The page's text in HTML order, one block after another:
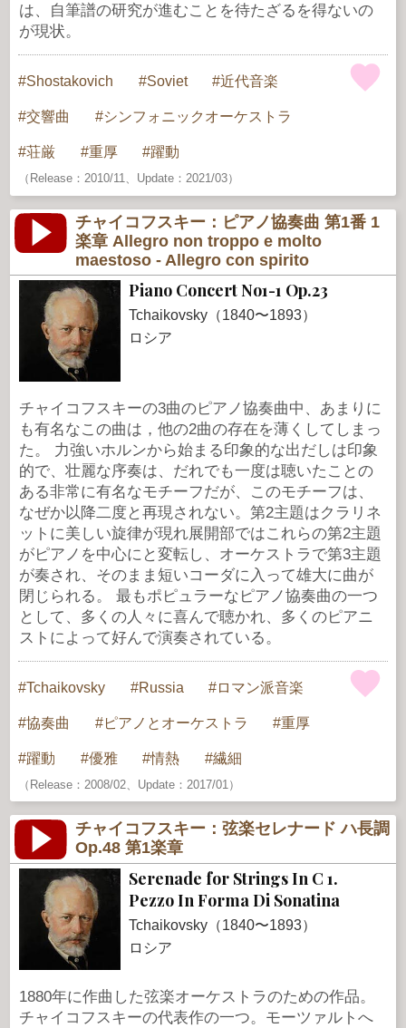
は、自筆譜の研究が進むことを待たざるを得ないの
が現状。
Shostakovich Soviet 近代音楽
交響曲 シンフォニックオーケストラ
荘厳 重厚 躍動
（Release：2010/11、Update：2021/03）
チャイコフスキー：ピアノ協奏曲 第1番 1
楽章 Allegro non troppo e molto
maestoso - Allegro con spirito
Piano Concert No1-1 Op.23
Tchaikovsky（1840〜1893）
ロシア
チャイコフスキーの3曲のピアノ協奏曲中、あまりに
も有名なこの曲は，他の2曲の存在を薄くしてしまっ
た。 力強いホルンから始まる印象的な出だしは印象
的で、壮麗な序奏は、だれでも一度は聴いたことの
ある非常に有名なモチーフだが、このモチーフは、
なぜか以降二度と再現されない。第2主題はクラリネ
ットに美しい旋律が現れ展開部ではこれらの第2主題
がピアノを中心にと変転し、オーケストラで第3主題
が奏され、そのまま短いコーダに入って雄大に曲が
閉じられる。 最もポピュラーなピアノ協奏曲の一つ
として、多くの人々に喜んで聴かれ、多くのピアニ
ストによって好んで演奏されている。
Tchaikovsky Russia ロマン派音楽
協奏曲 ピアノとオーケストラ 重厚
躍動 優雅 情熱 繊細
（Release：2008/02、Update：2017/01）
チャイコフスキー：弦楽セレナード ハ長調
Op.48 第1楽章
Serenade for Strings In C 1.
Pezzo In Forma Di Sonatina
Tchaikovsky（1840〜1893）
ロシア
1880年に作曲した弦楽オーケストラのための作品。
チャイコフスキーの代表作の一つ。モーツァルトへ